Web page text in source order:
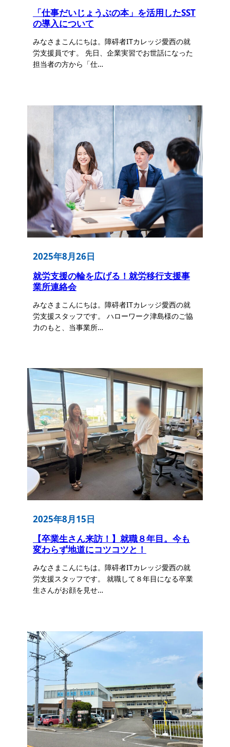
「仕事だいじょうぶの本」を活用したSST
の導入について
みなさまこんにちは。障碍者ITカレッジ愛西の就
労支援員です。 先日、企業実習でお世話になった
担当者の方から「仕…
2025年8月26日
就労支援の輪を広げる！就労移行支援事
業所連絡会
みなさまこんにちは。障碍者ITカレッジ愛西の就
労支援スタッフです。 ハローワーク津島様のご協
力のもと、当事業所…
2025年8月15日
【卒業生さん来訪！】就職８年目。今も
変わらず地道にコツコツと！
みなさまこんにちは。障碍者ITカレッジ愛西の就
労支援スタッフです。 就職して８年目になる卒業
生さんがお顔を見せ…